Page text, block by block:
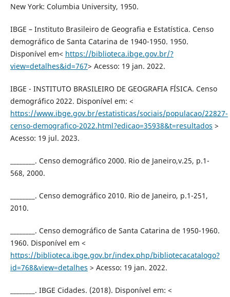
New York: Columbia University, 1950.
IBGE – Instituto Brasileiro de Geografia e Estatística. Censo
demográfico de Santa Catarina de 1940-1950. 1950.
Disponível em< https://biblioteca.ibge.gov.br/?
view=detalhes&id=767> Acesso: 19 jan. 2022.
IBGE - INSTITUTO BRASILEIRO DE GEOGRAFIA FÍSICA. Censo
demográfico 2022. Disponível em: <
https://www.ibge.gov.br/estatisticas/sociais/populacao/22827-
censo-demografico-2022.html?edicao=35938&t=resultados >
Acesso: 19 jul. 2023.
________. Censo demográfico 2000. Rio de Janeiro,v.25, p.1-
568, 2000.
________. Censo demográfico 2010. Rio de Janeiro, p.1-251,
2010.
________. Censo demográfico de Santa Catarina de 1950-1960.
1960. Disponível em <
https://biblioteca.ibge.gov.br/index.php/bibliotecacatalogo?
id=768&view=detalhes > Acesso: 19 jan. 2022.
________. IBGE Cidades. (2018). Disponível em: <